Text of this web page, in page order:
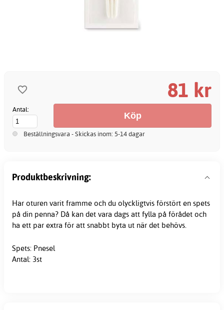
81 kr
Antal:
Beställningsvara - Skickas inom: 5-14 dagar
Produktbeskrivning:
Har oturen varit framme och du olyckligtvis förstört en spets
på din penna? Då kan det vara dags att fylla på förådet och
ha ett par extra för att snabbt byta ut när det behövs.
Spets: Pnesel
Antal: 3st